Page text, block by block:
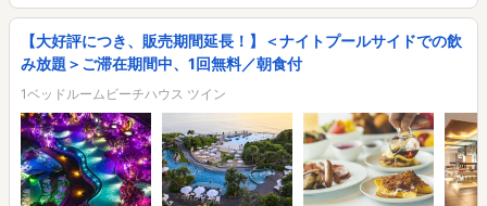
【大好評につき、販売期間延長！】＜ナイトプールサイドでの飲
み放題＞ご滞在期間中、1回無料／朝食付
1ベッドルームビーチハウス ツイン